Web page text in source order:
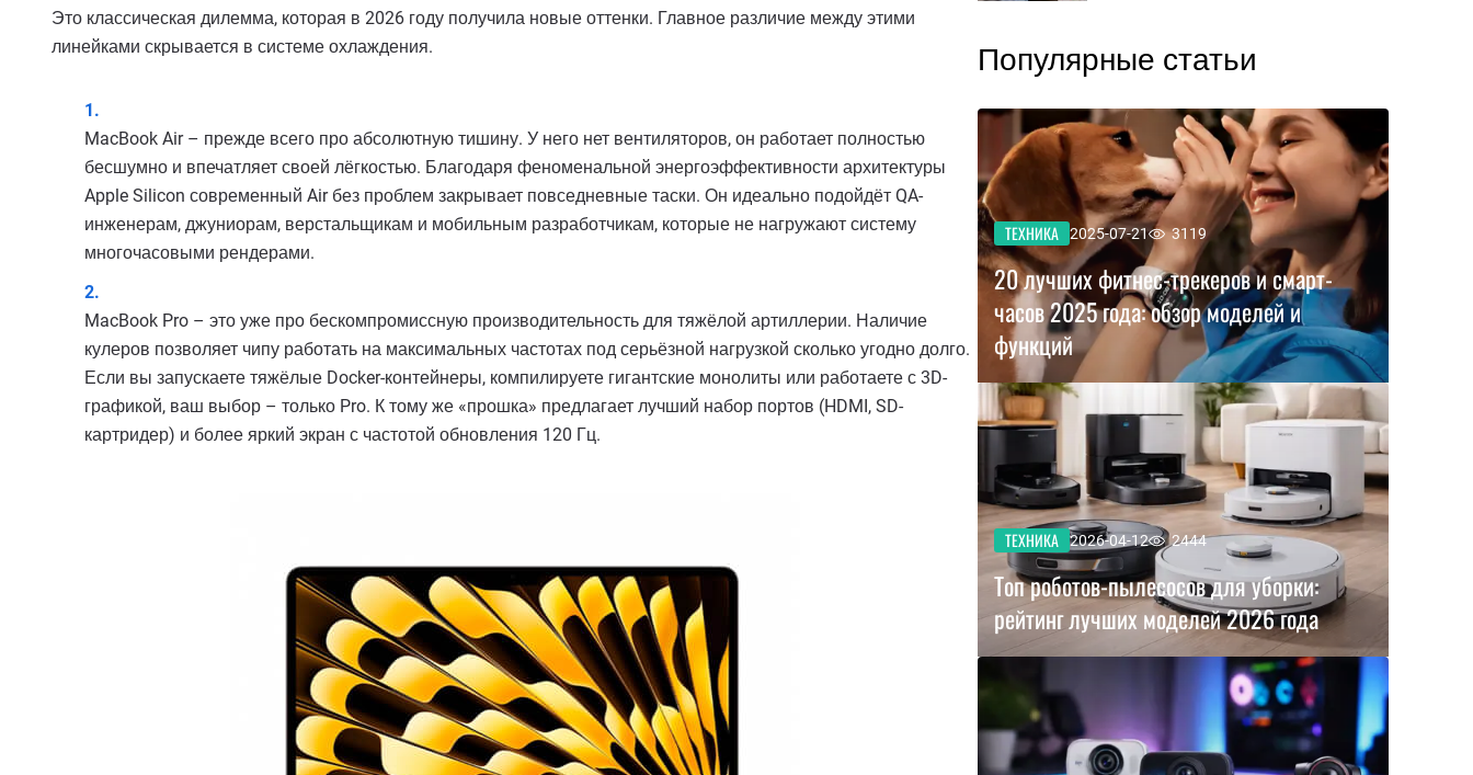
Это классическая дилемма, которая в 2026 году получила новые оттенки. Главное различие между этими
линейками скрывается в системе охлаждения.
MacBook Air – прежде всего про абсолютную тишину. У него нет вентиляторов, он работает полностью
бесшумно и впечатляет своей лёгкостью. Благодаря феноменальной энергоэффективности архитектуры
Apple Silicon современный Air без проблем закрывает повседневные таски. Он идеально подойдёт QA-
инженерам, джуниорам, верстальщикам и мобильным разработчикам, которые не нагружают систему
многочасовыми рендерами.
MacBook Pro – это уже про бескомпромиссную производительность для тяжёлой артиллерии. Наличие
кулеров позволяет чипу работать на максимальных частотах под серьёзной нагрузкой сколько угодно долго.
Если вы запускаете тяжёлые Docker-контейнеры, компилируете гигантские монолиты или работаете с 3D-
графикой, ваш выбор – только Pro. К тому же «прошка» предлагает лучший набор портов (HDMI, SD-
картридер) и более яркий экран с частотой обновления 120 Гц.
Популярные статьи
ТЕХНИКА 2025-07-21 3119
20 лучших фитнес-трекеров и смарт-
часов 2025 года: обзор моделей и
функций
ТЕХНИКА 2026-04-12 2444
Топ роботов-пылесосов для уборки:
рейтинг лучших моделей 2026 года